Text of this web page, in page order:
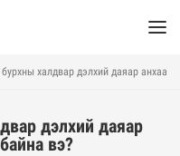
халдвар дэлхий даяар
дэлхий даяар
вэ?